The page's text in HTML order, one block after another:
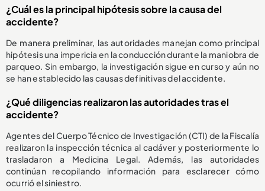
¿Cuál es la principal hipótesis sobre la causa del
accidente?
De manera preliminar, las autoridades manejan como principal
hipótesis una impericia en la conducción durante la maniobra de
parqueo. Sin embargo, la investigación sigue en curso y aún no
se han establecido las causas definitivas del accidente.
¿Qué diligencias realizaron las autoridades tras el
accidente?
Agentes del Cuerpo Técnico de Investigación (CTI) de la Fiscalía
realizaron la inspección técnica al cadáver y posteriormente lo
trasladaron a Medicina Legal. Además, las autoridades
continúan recopilando información para esclarecer cómo
ocurrió el siniestro.